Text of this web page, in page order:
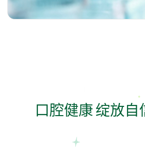
口腔健康 绽放自